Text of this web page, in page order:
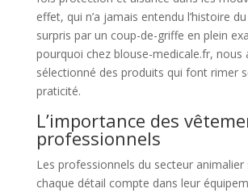
effet, qui n’a jamais entendu l’histoire
surpris par un coup-de-griffe en plein
pourquoi chez blouse-medicale.fr, nous
sélectionné des produits qui font rimer
praticité.
L’importance des
professionnels
Les professionnels du secteur animalier
chaque détail compte dans leur